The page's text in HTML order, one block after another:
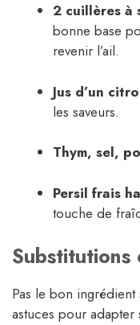
2 cuillères à
bonne base
revenir l’ail.
Jus d’un
les saveurs.
Thym, sel,
Persil frais
touche de
Substitutions
Pas le bon
astuces pour adapter